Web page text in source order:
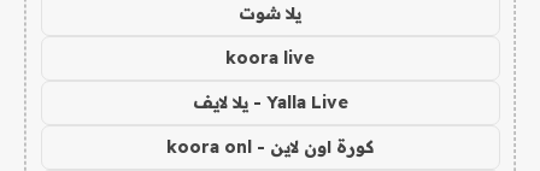
يلا شوت
koora live
Yalla Live - يلا لايف
كورة اون لاين - koora onl